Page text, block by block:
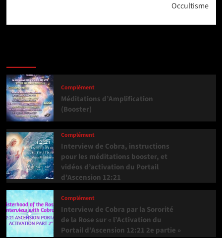
Occultisme
Complément
Méditations d’Amplification
(Booster)
Complément
Interview de Cobra, instructions
pour les méditations booster, et
vidéos d’activation du Portail
d’Ascension 12:21
Complément
Interview de Cobra par la Sororité
de la Rose sur « l’Activation du
Portail d’Ascension 12:21 2e partie »